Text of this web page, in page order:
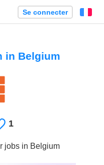
Se connecter
in Belgium
J'aime
1
jobs in Belgium